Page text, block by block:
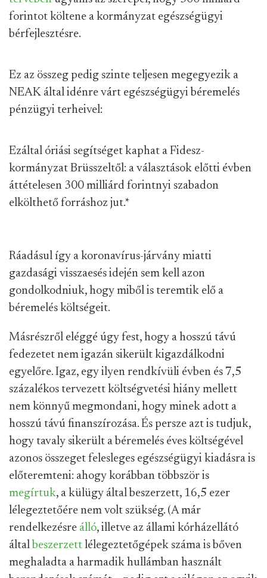
forintot költene a kormányzat egészségügyi
bérfejlesztésre.
Ez az összeg pedig szinte teljesen megegyezik a
NEAK által idénre várt egészségügyi béremelés
pénzügyi terheivel:
Ezáltal óriási segítséget kaphat a Fidesz-
kormányzat Brüsszeltől: a választások előtti évben
áttételesen 300 milliárd forintnyi szabadon
elkölthető forráshoz jut.*
Ráadásul így a koronavírus-járvány miatti
gazdasági visszaesés idején sem kell azon
gondolkodniuk, hogy miből is teremtik elő a
béremelés költségeit.
Másrészről eléggé úgy fest, hogy a hosszú távú
fedezetet nem igazán sikerült kigazdálkodni
egyelőre. Igaz, egy ilyen rendkívüli évben és 7,5
százalékos tervezett költségvetési hiány mellett
nem könnyű megmondani, hogy minek adott a
hosszú távú finanszírozása. És persze azt is tudjuk,
hogy tavaly sikerült a béremelés éves költségével
azonos összeget felesleges egészségügyi kiadásra is
előteremteni: ahogy korábban többször is
megírtuk, a külügy által beszerzett, 16,5 ezer
lélegeztetőére nem volt szükség. (A már
rendelkezésre álló, illetve az állami kórházellátó
által beszerzett lélegeztetőgépek száma is bőven
meghaladta a harmadik hullámban használt